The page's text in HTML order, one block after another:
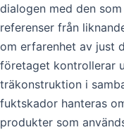
dialogen med den
referenser från
om erfarenhet av just
företaget kontrollerar
träkonstruktion i
fuktskador hanteras
produkter som